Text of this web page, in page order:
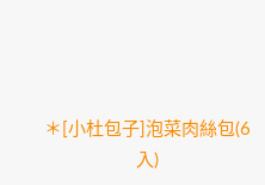
＊[小杜包子]泡菜肉絲包(6
入)